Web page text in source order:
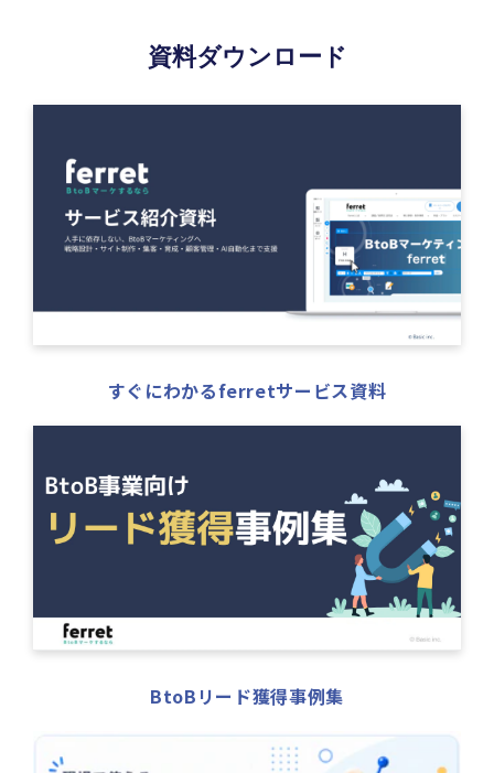
資料ダウンロード
すぐにわかるferretサービス資料
BtoBリード獲得事例集